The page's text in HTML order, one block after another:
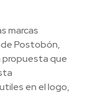
marcas
Postobón,
propuesta que
en el logo,